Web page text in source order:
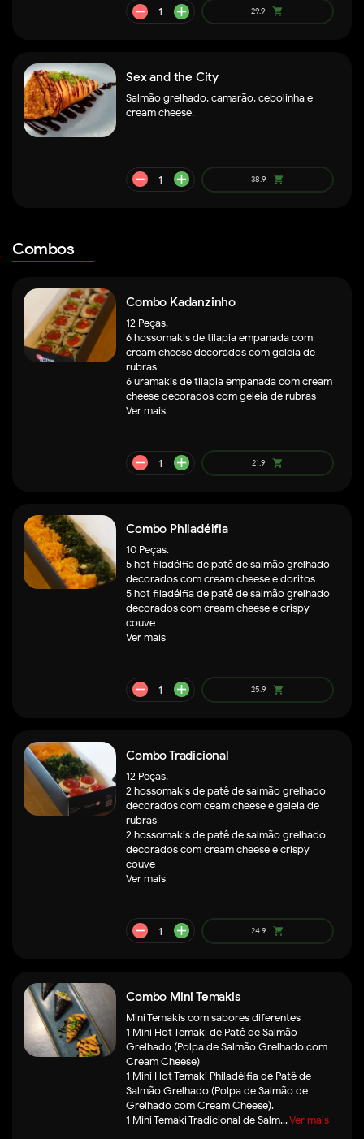
remove add 29.9
Sex and the City
Salmão grelhado, camarão, cebolinha e
cream cheese.
Combos
Combo Kadanzinho
12 Peças.
6 hossomakis de tilapia empanada com
cream cheese decorados com geleia de
rubras
6 uramakis de tilapia empanada com cream
cheese decorados com geleia de rubras
Ver mais
remove add
Combo Philadélfia
10 Peças.
5 hot filadélfia de patê de salmão grelhado
decorados com cream cheese e doritos
5 hot filadélfia de patê de salmão grelhado
decorados com cream cheese e crispy
couve
Ver mais
Combo Tradicional
12 Peças.
2 hossomakis de patê de salmão grelhado
decorados com ceam cheese e geleia de
rubras
2 hossomakis de patê de salmão grelhado
decorados com cream cheese e crispy
couve
Ver mais
Combo Mini Temakis
Mini Temakis com sabores diferentes
1 Mini Hot Temaki de Patê de Salmão
Grelhado (Polpa de Salmão Grelhado com
Cream Cheese)
1 Mini Hot Temaki Philadélfia de Patê de
Salmão Grelhado (Polpa de Salmão de
Grelhado com Cream Cheese).
1 Mini Temaki Tradicional de Salm...Ver mais